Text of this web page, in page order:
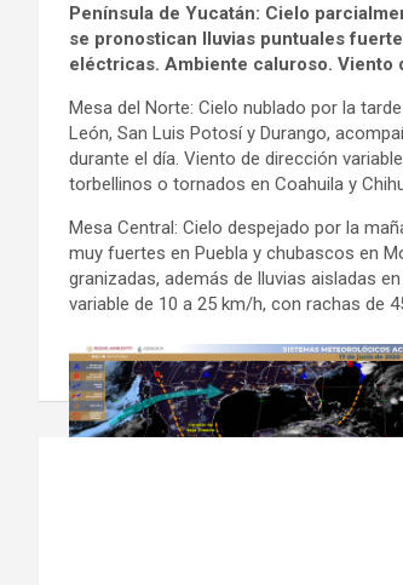
Península de Yucatán: Cielo
se pronostican lluvias puntuales
eléctricas. Ambiente caluroso. Viento
Mesa del Norte: Cielo nublado por la
León, San Luis Potosí y Durango,
durante el día. Viento de dirección
torbellinos o tornados en Coahuila y
Mesa Central: Cielo despejado por la
muy fuertes en Puebla y chubascos en
granizadas, además de lluvias aisladas
variable de 10 a 25 km/h, con rachas de